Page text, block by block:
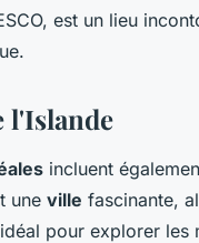
est un lieu
l'Islande
incluent
une ville fascinante,
pour explorer les